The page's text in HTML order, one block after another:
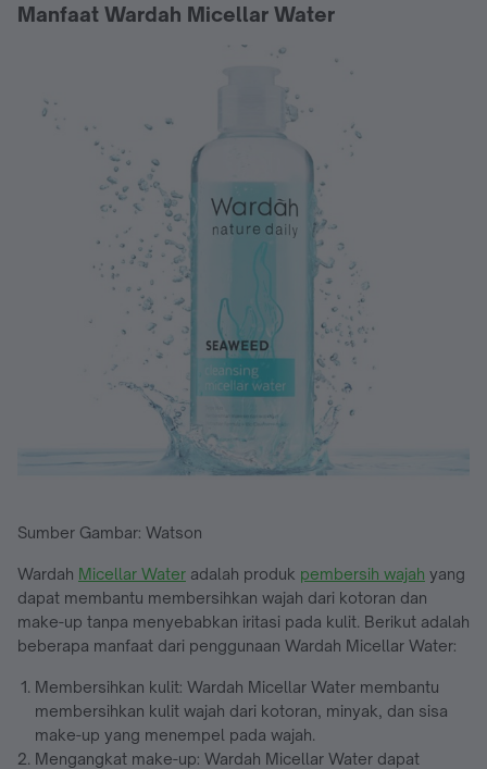
Manfaat Wardah Micellar Water
Sumber Gambar: Watson
Wardah Micellar Water adalah produk pembersih wajah yang
dapat membantu membersihkan wajah dari kotoran dan
make-up tanpa menyebabkan iritasi pada kulit. Berikut adalah
beberapa manfaat dari penggunaan Wardah Micellar Water:
Membersihkan kulit: Wardah Micellar Water membantu
membersihkan kulit wajah dari kotoran, minyak, dan sisa
make-up yang menempel pada wajah.
Mengangkat make-up: Wardah Micellar Water dapat